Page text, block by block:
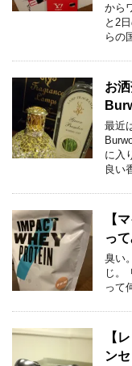
から
と2
らの
お
最近
に入
良い
【
っ
臭い
じ。
って
【
ン